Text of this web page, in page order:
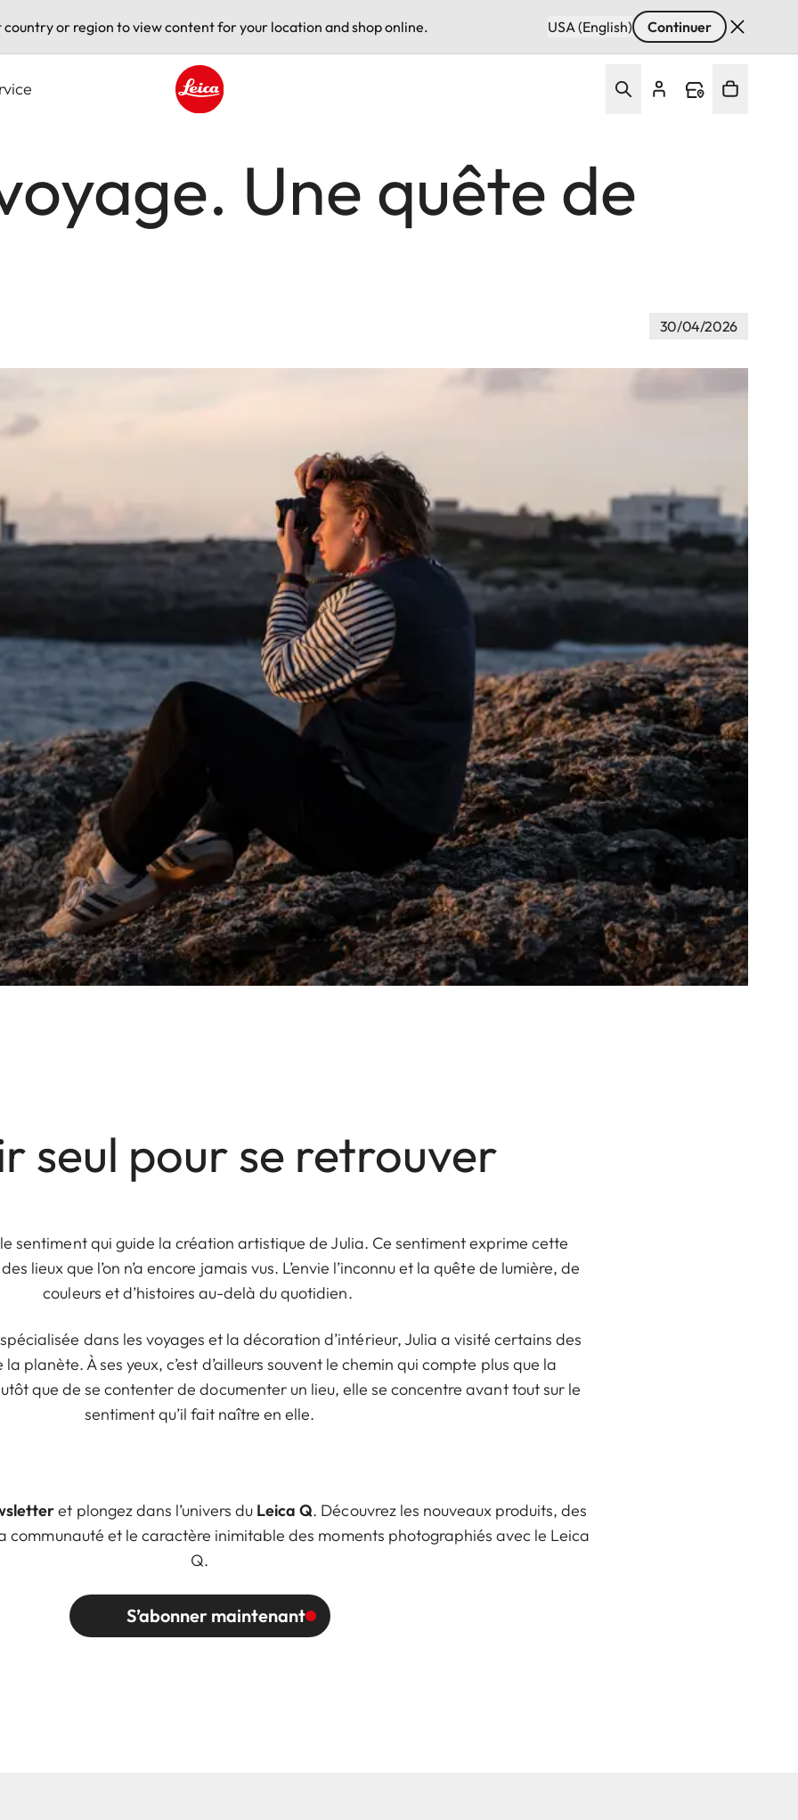
country or region to view content for your location and shop online. USA (English) Continuer
Une quête de
30/04/2026
seul pour se retrouver
sentiment qui guide la création artistique de Julia. Ce sentiment exprime cette
lieux que l’on n’a encore jamais vus. L’envie l’inconnu et la quête de lumière, de
couleurs et d’histoires au-delà du quotidien.
dans les voyages et la décoration d’intérieur, Julia a visité certains des
planète. À ses yeux, c’est d’ailleurs souvent le chemin qui compte plus que la
que de se contenter de documenter un lieu, elle se concentre avant tout sur le
sentiment qu’il fait naître en elle.
et plongez dans l’univers du Leica Q. Découvrez les nouveaux produits, des
communauté et le caractère inimitable des moments photographiés avec le Leica
Q.
S’abonner maintenant